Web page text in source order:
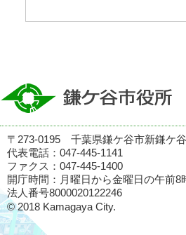
〒273-0195 千葉県鎌ケ谷市新鎌ケ
代表電話：047-445-1141
ファクス：047-445-1400
開庁時間：月曜日から金曜日の午前8
法人番号8000020122246
© 2018 Kamagaya City.